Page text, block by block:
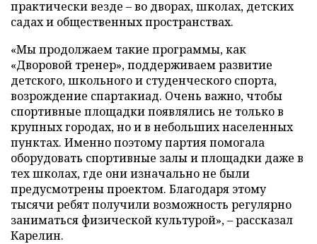
практически везде – во дворах, школах, детских
садах и общественных пространствах.
«Мы продолжаем такие программы, как
«Дворовой тренер», поддерживаем развитие
детского, школьного и студенческого спорта,
возрождение спартакиад. Очень важно, чтобы
спортивные площадки появлялись не только в
крупных городах, но и в небольших населенных
пунктах. Именно поэтому партия помогала
оборудовать спортивные залы и площадки даже в
тех школах, где они изначально не были
предусмотрены проектом. Благодаря этому
тысячи ребят получили возможность регулярно
заниматься физической культурой», – рассказал
Карелин.